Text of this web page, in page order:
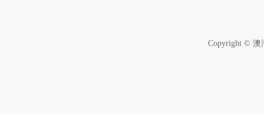
Copyright © 澳